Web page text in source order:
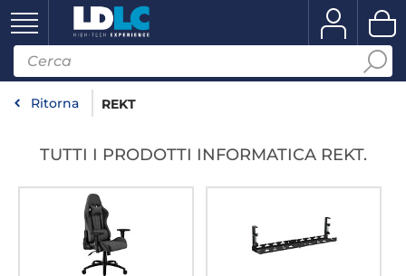
Ritorna REKT
TUTTI I PRODOTTI INFORMATICA REKT.